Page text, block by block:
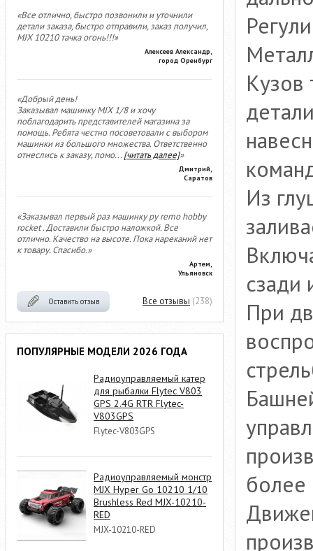
«Все отлично, быстро позвонили и уточнили
детали заказа, быстро отправили, заказ получил,
MJX 10210 тачка огонь!!!»
Алексеев Александр,
город Оренбург
«Добрый день!
Заказывал машинку MJX 1/8 и хочу
поблагодарить представителей магазина за
помощь. Ребята честно посоветовали с выбором
машинки из большого множества. Ответственно
отнеслись к заказу, помо...[читать далее]»
Дмитрий,
Саратов
«Заказывал первый раз машинку ру remo hobby
rocket . Доставили быстро наложкой. Все
отлично. Качество на высоте. Пока нареканий нет
к товару. Спасибо.»
Артем,
Ульяновск
Оставить отзыв Все отзывы (238)
ПОПУЛЯРНЫЕ МОДЕЛИ 2026 ГОДА
Радиоуправляемый катер
для рыбалки Flytec V803
GPS 2.4G RTR Flytec-
V803GPS
Flytec-V803GPS
Радиоуправляемый монстр
MJX Hyper Go 10210 1/10
Brushless Red MJX-10210-
RED
MJX-10210-RED
Кузов
Из
сзади
При
более